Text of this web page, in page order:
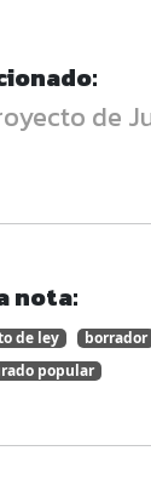
de
nota:
de ley
borrador
popular